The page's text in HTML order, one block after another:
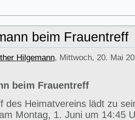
beim Frauentreff
Hilgemann, Mittwoch, 20. Mai
beim Frauentreff
des Heimatvereins lädt zu
Montag, 1. Juni um 14:45